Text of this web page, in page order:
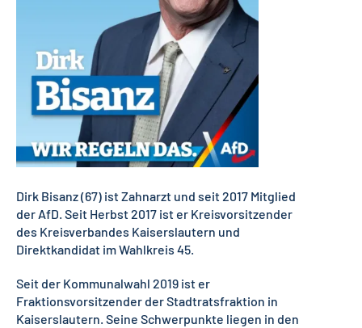
Dirk Bisanz (67) ist Zahnarzt und seit 2017 Mitglied
der AfD. Seit Herbst 2017 ist er Kreisvorsitzender
des Kreisverbandes Kaiserslautern und
Direktkandidat im Wahlkreis 45.
Seit der Kommunalwahl 2019 ist er
Fraktionsvorsitzender der Stadtratsfraktion in
Kaiserslautern. Seine Schwerpunkte liegen in den